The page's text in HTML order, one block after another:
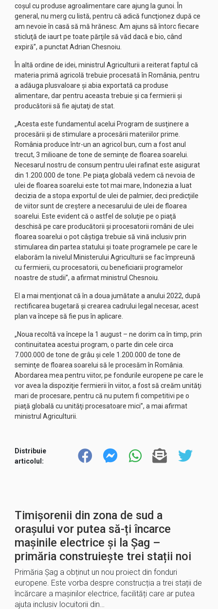
coşul cu produse agroalimentare care ajung la gunoi. În
general, nu merg cu listă, pentru că adică funcţionez după ce
am nevoie în casă să mă hrănesc. Am ajuns să întorc fiecare
sticluţă de iaurt pe toate părţile să văd dacă e bio, când
expiră”, a punctat Adrian Chesnoiu.
În altă ordine de idei, ministrul Agriculturii a reiterat faptul că
materia primă agricolă trebuie procesată în România, pentru
a adăuga plusvaloare şi abia exportată ca produse
alimentare, dar pentru aceasta trebuie şi ca fermierii şi
producătorii să fie ajutaţi de stat.
„Acesta este fundamentul acelui Program de susţinere a
procesării şi de stimulare a procesării materiilor prime.
România produce într-un an agricol bun, cum a fost anul
trecut, 3 milioane de tone de seminţe de floarea soarelui.
Necesarul nostru de consum pentru ulei rafinat este asigurat
din 1.200.000 de tone. Pe piaţa globală vedem că nevoia de
ulei de floarea soarelui este tot mai mare, Indonezia a luat
decizia de a stopa exportul de ulei de palmier, deci predicţiile
de viitor sunt de creştere a necesarului de ulei de floarea
soarelui. Este evident că o astfel de soluţie pe o piaţă
deschisă pe care producătorii şi procesatorii români de ulei
floarea soarelui o pot câştiga trebuie să vină inclusiv prin
stimularea din partea statului şi toate programele pe care le
elaborăm la nivelul Ministerului Agriculturii se fac împreună
cu fermierii, cu procesatorii, cu beneficiarii programelor
noastre de studii”, a afirmat ministrul Chesnoiu.
El a mai menţionat că în a doua jumătate a anului 2022, după
rectificarea bugetară şi crearea cadrului legal necesar, acest
plan va începe să fie pus în aplicare.
„Noua recoltă va începe la 1 august – ne dorim ca în timp, prin
continuitatea acestui program, o parte din cele circa
7.000.000 de tone de grâu şi cele 1.200.000 de tone de
seminţe de floarea soarelui să le procesăm în România.
Abordarea mea pentru viitor, pe fondurile europene pe care le
vor avea la dispoziţie fermierii în viitor, a fost să creăm unităţi
mari de procesare, pentru că nu putem fi competitivi pe o
piaţă globală cu unităţi procesatoare mici”, a mai afirmat
ministrul Agriculturii.
Distribuie
articolul:
Timișorenii din zona de sud a
orașului vor putea să-ți încarce
mașinile electrice și la Șag –
primăria construiește trei stații noi
Primăria Șag a obținut un nou proiect din fonduri
europene. Este vorba despre construcția a trei stații de
încărcare a mașinilor electrice, facilități care ar putea
ajuta inclusiv locuitorii din…